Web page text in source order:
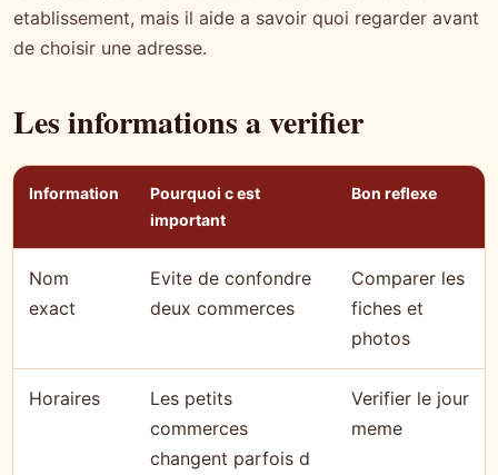
etablissement, mais il aide a savoir quoi regarder avant
de choisir une adresse.
Les informations a verifier
Information
Pourquoi c est
important
Bon reflexe
Nom
exact
Evite de confondre
deux commerces
Comparer les
fiches et
photos
Horaires
Les petits
commerces
changent parfois d
Verifier le jour
meme